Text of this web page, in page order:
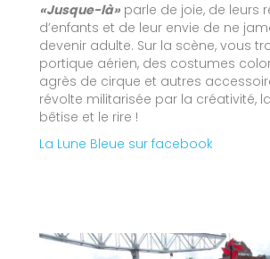
«Jusque-là» parle de joie, de leurs
d’enfants et de leur envie de ne
devenir adulte. Sur la scène, vous
portique aérien, des costumes
agrès de cirque et autres
révolte militarisée par la créativité,
bêtise et le rire !
La Lune Bleue sur facebook